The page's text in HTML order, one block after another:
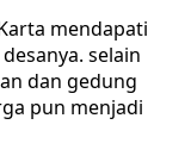
mendapati
selain
dan gedung
pun menjadi